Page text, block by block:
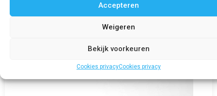
Accepteren
Weigeren
Bekijk voorkeuren
Cookies privacyCookies privacy